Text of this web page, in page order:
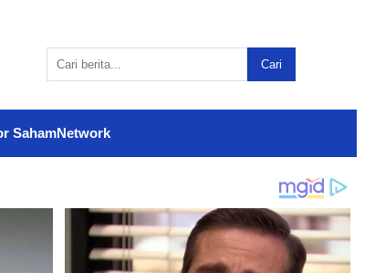
Cari
SahamNetwork